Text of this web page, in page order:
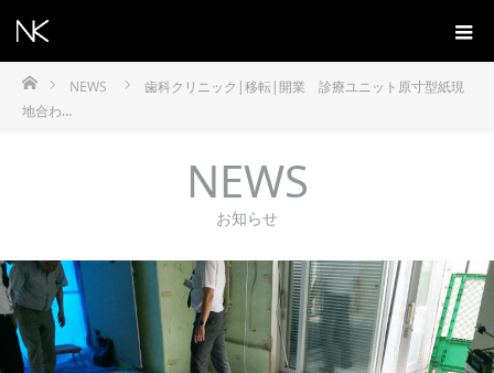
ホームNEWS
歯科クリニック|移転|開業 診療ユニット原寸型紙現
地合わ…
NEWS
お知らせ